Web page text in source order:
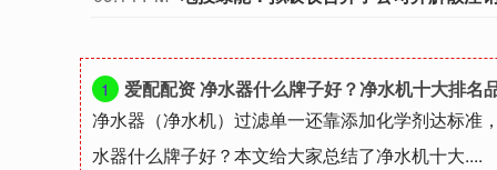
1
爱配配资 净水器什么牌子好？净水机十大排名
净水器（净水机）过滤单一还靠添加化学剂达标准
水器什么牌子好？本文给大家总结了净水机十大....